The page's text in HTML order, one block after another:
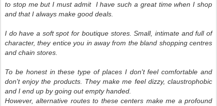
to stop me but I must admit I have such a great time when I shop
and that I always make good deals.
I do have a soft spot for boutique stores. Small, intimate and full of
character, they entice you in away from the bland shopping centres
and chain stores.
To be honest in these type of places I don't feel comfortable and
don't enjoy the products. They make me feel dizzy, claustrophobic
and I end up by going out empty handed.
However, alternative routes to these centers make me a profound